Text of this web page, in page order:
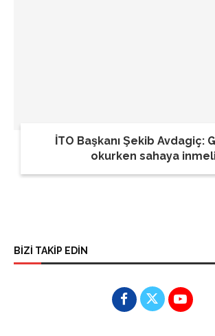
İTO Başkanı Şekib Avdagiç:
okurken sahaya
BİZİ TAKİP EDİN